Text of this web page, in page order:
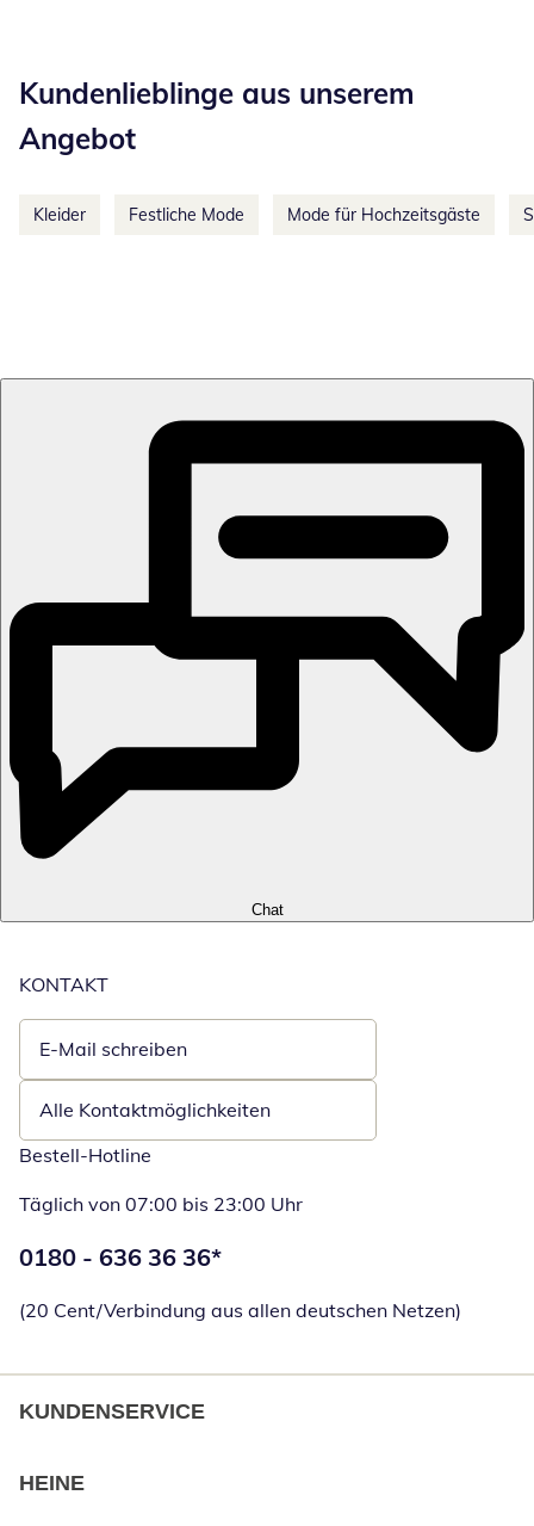
Kundenlieblinge aus unserem
Angebot
Kleider Festliche Mode Mode für Hochzeitsgäste
Chat
KONTAKT
E-Mail schreiben
Öffnet E-Mail-Client
Alle Kontaktmöglichkeiten
Bestell-Hotline
Täglich von 07:00 bis 23:00 Uhr
Telefonnummer:
0180 - 636 36 36*
(20 Cent/Verbindung aus allen deutschen Netzen)
KUNDENSERVICE
HEINE